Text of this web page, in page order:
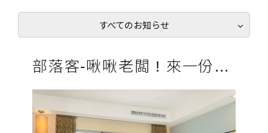
すべてのお知らせ
部落客-啾啾老闆 ! 來一份雞屁股 !